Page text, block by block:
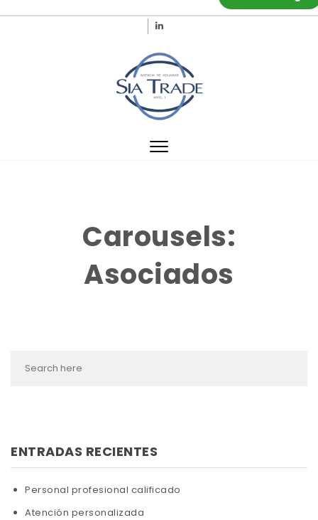
Skip to content
Toggle
Carousels:
Asociados
ENTRADAS RECIENTES
Personal profesional calificado
Atención personalizada